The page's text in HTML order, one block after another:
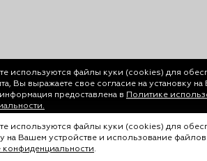
используются файлы куки (cookies) для
Вы выражаете свое согласие на установку
предоставлена в
Политике
Академия» 2016-2026.
объектов сайта
используются файлы куки (cookies) для
на Вашем устройстве и использование
конфиденциальности.